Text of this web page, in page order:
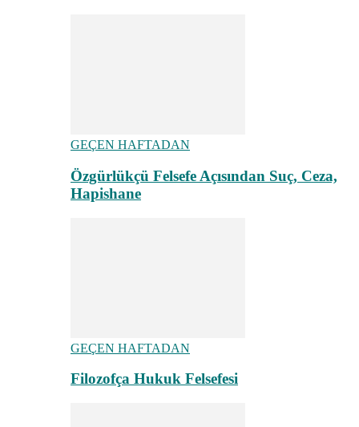
GEÇEN HAFTADAN
Özgürlükçü Felsefe Açısından Suç, Ceza,
Hapishane
GEÇEN HAFTADAN
Filozofça Hukuk Felsefesi